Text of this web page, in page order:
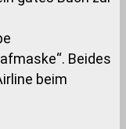
Beides
beim